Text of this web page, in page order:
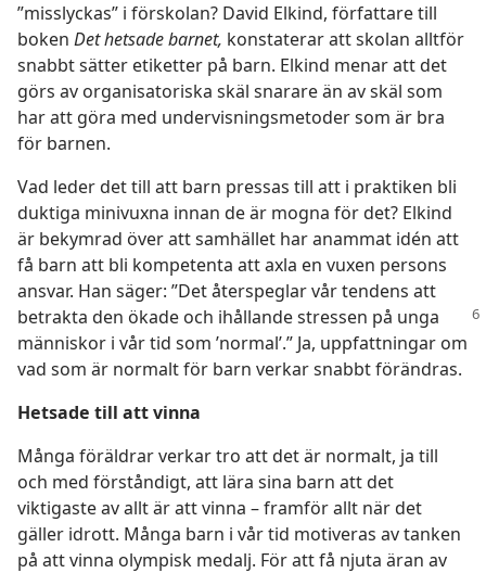
”misslyckas” i förskolan? David Elkind, författare till
boken Det hetsade barnet, konstaterar att skolan alltför
snabbt sätter etiketter på barn. Elkind menar att det
görs av organisatoriska skäl snarare än av skäl som
har att göra med undervisningsmetoder som är bra
för barnen.
Vad leder det till att barn pressas till att i praktiken bli
duktiga minivuxna innan de är mogna för det? Elkind
är bekymrad över att samhället har anammat idén att
få barn att bli kompetenta att axla en vuxen persons
ansvar. Han säger: ”Det återspeglar vår tendens att
betrakta den ökade och ihållandestressen på unga
människor i vår tid som ’normal’.” Ja, uppfattningar om
vad som är normalt för barn verkar snabbt förändras.
Hetsade till att vinna
Många föräldrar verkar tro att det är normalt, ja till
och med förståndigt, att lära sina barn att det
viktigaste av allt är att vinna – framför allt när det
gäller idrott. Många barn i vår tid motiveras av tanken
på att vinna olympisk medalj. För att få njuta äran av